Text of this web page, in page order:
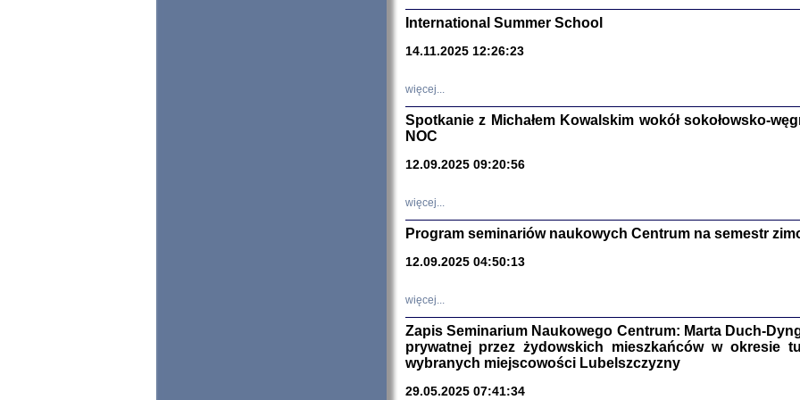
Zagłada
Studia i
International Summer School
14.11.2025 12:26:23
więcej...
Spotkanie z Michałem Kowalskim wokół sokołowsko-
NOC
12.09.2025 09:20:56
więcej...
Program seminariów naukowych Centrum na semestr
12.09.2025 04:50:13
więcej...
Zapis Seminarium Naukowego Centrum: Marta Duch-
prywatnej przez żydowskich mieszkańców w okresie
wybranych miejscowości Lubelszczyzny
29.05.2025 07:41:34